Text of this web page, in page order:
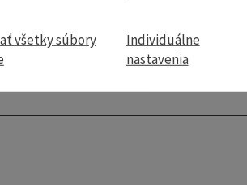
všetky súbory
Individuálne
nastavenia